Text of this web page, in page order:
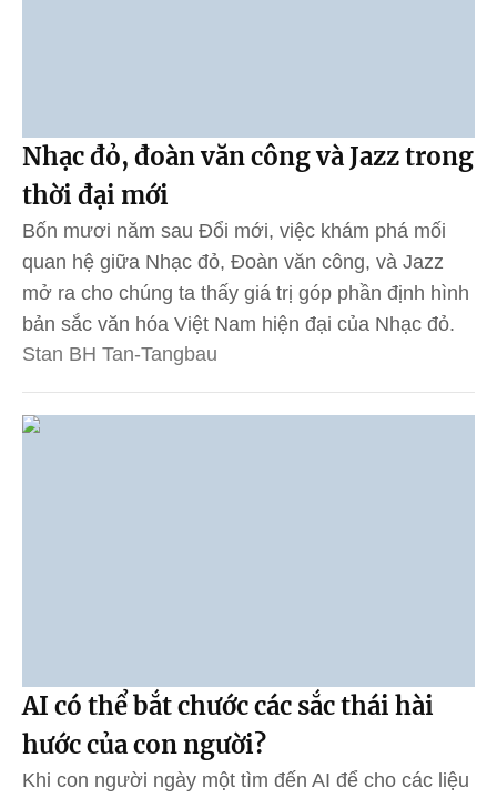
Nhạc đỏ, đoàn văn công và Jazz trong
thời đại mới
Bốn mươi năm sau Đổi mới, việc khám phá mối
quan hệ giữa Nhạc đỏ, Đoàn văn công, và Jazz
mở ra cho chúng ta thấy giá trị góp phần định hình
bản sắc văn hóa Việt Nam hiện đại của Nhạc đỏ.
Stan BH Tan-Tangbau
AI có thể bắt chước các sắc thái hài
hước của con người?
Khi con người ngày một tìm đến AI để cho các liệu